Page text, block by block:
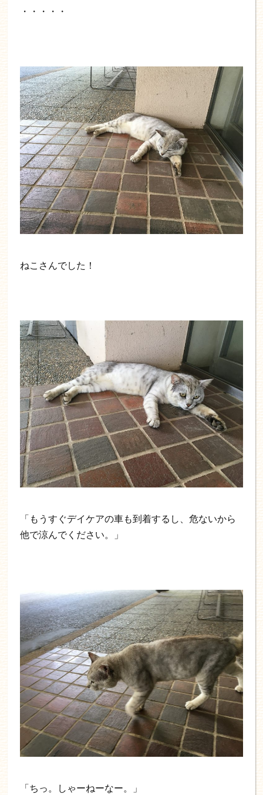
・・・・・
ねこさんでした！
「もうすぐデイケアの車も到着するし、危ないから
他で涼んでください。」
「ちっ。しゃーねーなー。」